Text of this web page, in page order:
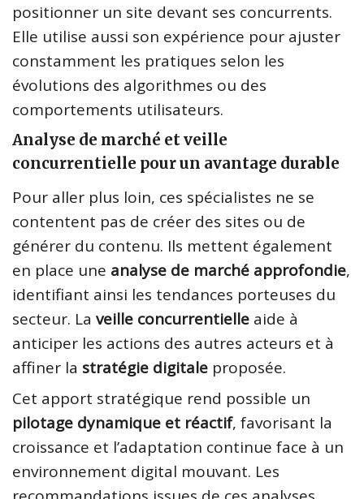
positionner un site devant ses concurrents.
Elle utilise aussi son expérience pour ajuster
constamment les pratiques selon les
évolutions des algorithmes ou des
comportements utilisateurs.
Analyse de marché et veille
concurrentielle pour un avantage durable
Pour aller plus loin, ces spécialistes ne se
contentent pas de créer des sites ou de
générer du contenu. Ils mettent également
en place une analyse de marché approfondie,
identifiant ainsi les tendances porteuses du
secteur. La veille concurrentielle aide à
anticiper les actions des autres acteurs et à
affiner la stratégie digitale proposée.
Cet apport stratégique rend possible un
pilotage dynamique et réactif, favorisant la
croissance et l’adaptation continue face à un
environnement digital mouvant. Les